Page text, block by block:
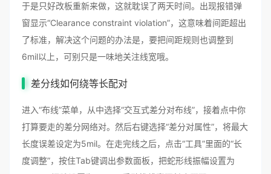
于是只好改板重新来做，这就耽误了两天时间。出现报错弹
窗显示“Clearance constraint violation”，这意味着间距超出
了标准，解决这个问题的办法是，要把间距规则也调整到
6mil以上，可别只是一味地关注线宽哦。
差分线如何绕等长配对
进入“布线”菜单，从中选择“交互式差分对布线”，接着点中你
打算要走的差分网络对。然后右键选择“差分对属性”，将最大
长度误差设定为5mil。在走完线之后，点击“工具”里面的“长
度调整”，按住Tab键调出参数面板，把蛇形线振幅设置为